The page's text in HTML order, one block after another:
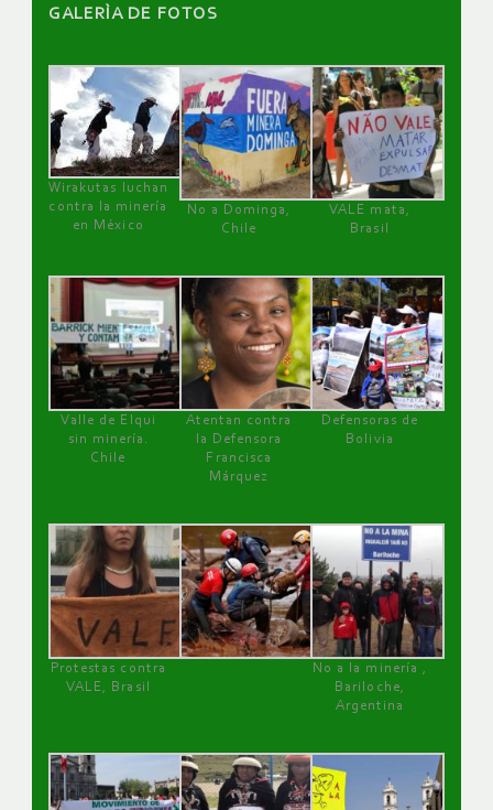
GALERÌA DE FOTOS
Wirakutas luchan
contra la minería
en México
No a Dominga,
Chile
VALE mata,
Brasil
Valle de Elqui
sin minería.
Chile
Atentan contra
la Defensora
Francisca
Márquez
Defensoras de
Bolivia
Protestas contra
VALE, Brasil
No a la minería ,
Bariloche,
Argentina